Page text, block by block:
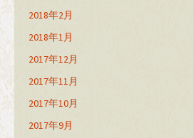
2018年2月
2018年1月
2017年12月
2017年11月
2017年10月
2017年9月